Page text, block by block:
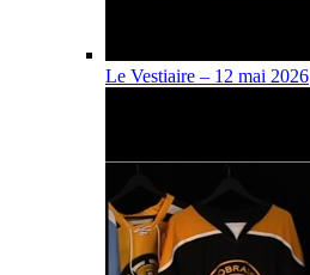
Le Vestiaire – 12 mai 2026